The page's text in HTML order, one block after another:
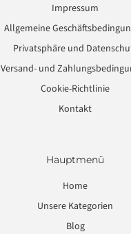
Impressum
Allgemeine
Privatsphäre und
Versand- und
Cookie-Richtlinie
Kontakt
Hauptmenü
Home
Unsere Kategorien
Blog